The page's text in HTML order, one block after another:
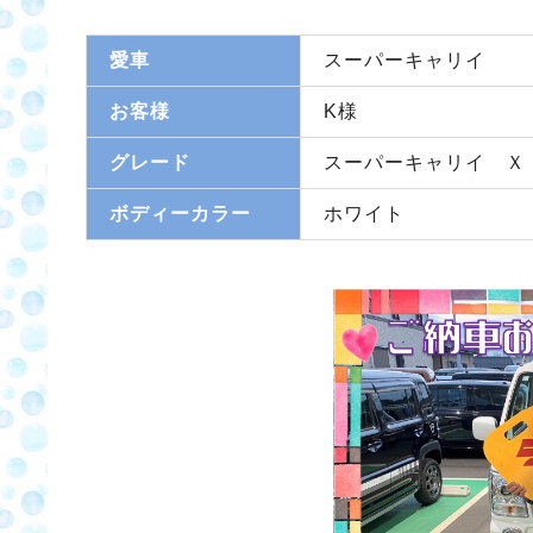
愛車 スーパーキャリイ
お客様 K様
グレード スーパーキャリイ
ボディーカラー ホワイト